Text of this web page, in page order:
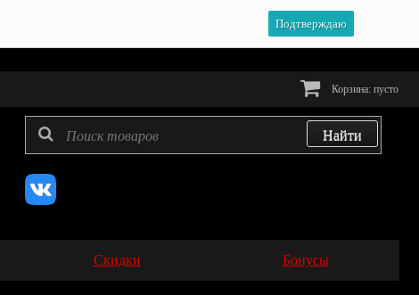
Подтверждаю
Корзина: пусто
Скидки Бонусы